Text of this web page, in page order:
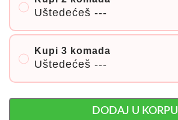
Uštedećeš ---
Kupi 3 komada
Uštedećeš ---
DODAJ U KORPU